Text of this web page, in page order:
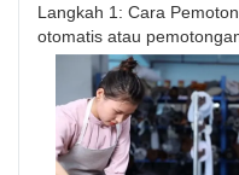
Langkah 1: Cara
otomatis atau